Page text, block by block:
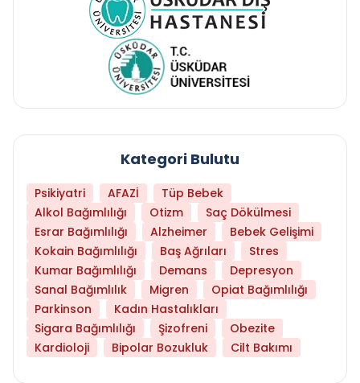
Kategori Bulutu
Psikiyatri AFAZİ
Tüp Bebek
Alkol Bağımlılığı
Otizm
Saç Dökülmesi
Esrar Bağımlılığı
Alzheimer
Bebek Gelişimi
Kokain Bağımlılığı
Baş Ağrıları
Stres
Kumar Bağımlılığı
Demans
Depresyon
Sanal Bağımlılık
Migren
Opiat Bağımlılığı
Parkinson
Kadın Hastalıkları
Sigara Bağımlılığı
Şizofreni
Obezite
Kardioloji
Bipolar Bozukluk Cilt Bakımı